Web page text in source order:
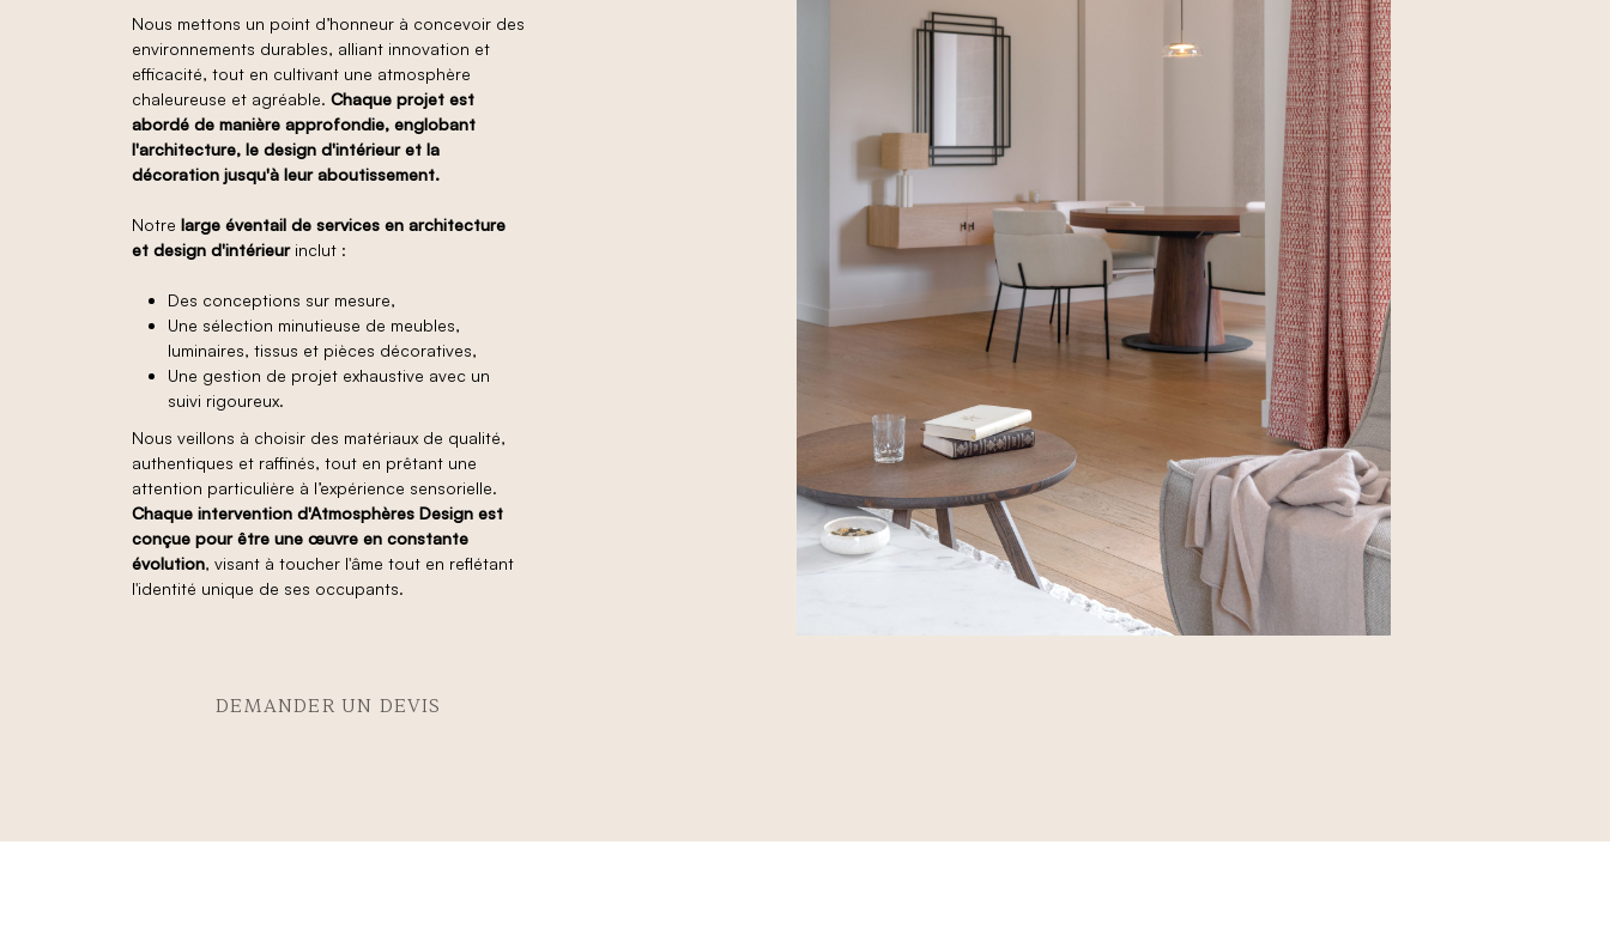
Nous mettons un point d’honneur à concevoir des
environnements durables, alliant innovation et
efficacité, tout en cultivant une atmosphère
chaleureuse et agréable. Chaque projet est
abordé de manière approfondie, englobant
l'architecture, le design d'intérieur et la
décoration jusqu'à leur aboutissement.
Notre large éventail de services en architecture
et design d'intérieurinclut :
Des conceptions sur mesure,
Une sélection minutieuse de meubles,
luminaires, tissus et pièces décoratives,
Une gestion de projet exhaustive avec un
suivi rigoureux.
Nous veillons à choisir des matériaux de qualité,
authentiques et raffinés, tout en prêtant une
attention particulière à l’expérience sensorielle.
Chaque intervention d'Atmosphères Design est
conçue pour être une œuvre en constante
évolution, visant à toucher l'âme tout en reflétant
l'identité unique de ses occupants.
DEMANDER UN DEVIS